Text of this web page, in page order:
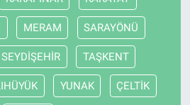
MERAM SARAYÖNÜ
SEYDİŞEHİR TAŞKENT
YUNAK ÇELTİK